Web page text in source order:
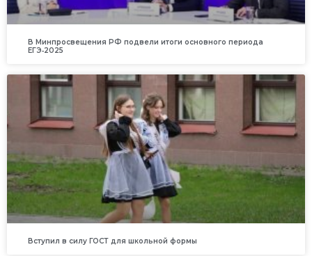
В Минпросвещения РФ подвели итоги основного периода
ЕГЭ‑2025
Вступил в силу ГОСТ для школьной формы